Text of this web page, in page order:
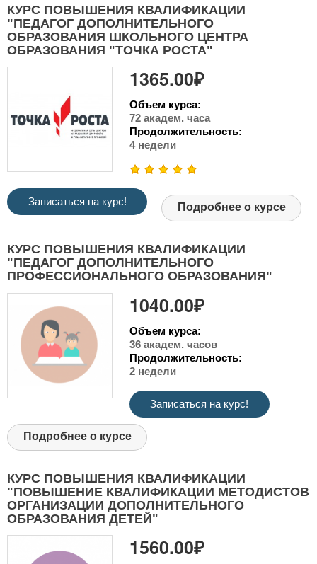
КУРС ПОВЫШЕНИЯ КВАЛИФИКАЦИИ
"ПЕДАГОГ ДОПОЛНИТЕЛЬНОГО
ОБРАЗОВАНИЯ ШКОЛЬНОГО ЦЕНТРА
ОБРАЗОВАНИЯ "ТОЧКА РОСТА"
1365.00₽
Объем курса:
72 академ. часа
Продолжительность:
4 недели
Записаться на курс! Подробнее о курсе
КУРС ПОВЫШЕНИЯ КВАЛИФИКАЦИИ
"ПЕДАГОГ ДОПОЛНИТЕЛЬНОГО
ПРОФЕССИОНАЛЬНОГО ОБРАЗОВАНИЯ"
1040.00₽
Объем курса:
36 академ. часов
Продолжительность:
2 недели
Записаться на курс!
Подробнее о курсе
КУРС ПОВЫШЕНИЯ КВАЛИФИКАЦИИ
"ПОВЫШЕНИЕ КВАЛИФИКАЦИИ МЕТОДИСТОВ
ОРГАНИЗАЦИИ ДОПОЛНИТЕЛЬНОГО
ОБРАЗОВАНИЯ ДЕТЕЙ"
1560.00₽